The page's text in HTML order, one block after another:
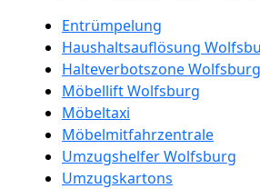
Entrümpelung
Haushaltsauflösung
Halteverbotszone Wolfsburg
Möbellift Wolfsburg
Möbeltaxi
Möbelmitfahrzentrale
Umzugshelfer Wolfsburg
Umzugskartons